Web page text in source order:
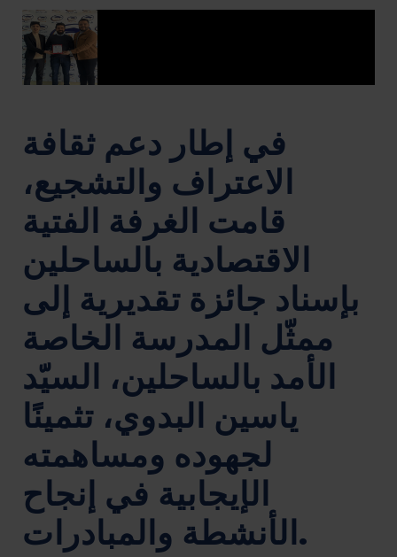
في إطار دعم ثقافة
الاعتراف والتشجيع،
قامت الغرفة الفتية
الاقتصادية بالساحلين
بإسناد جائزة تقديرية إلى
ممثّل المدرسة الخاصة
الأمد بالساحلين، السيّد
ياسين البدوي، تثمينًا
لجهوده ومساهمته
الإيجابية في إنجاح
الأنشطة والمبادرات.